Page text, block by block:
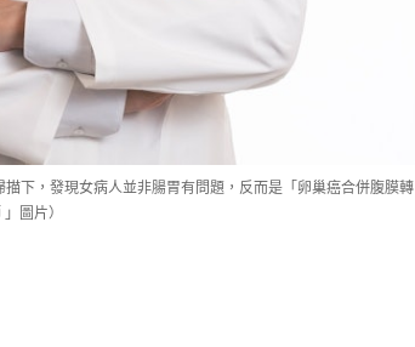
下，發現女病人並非腸胃有問題，反而是「卵巢癌合併腹膜轉
圖片）